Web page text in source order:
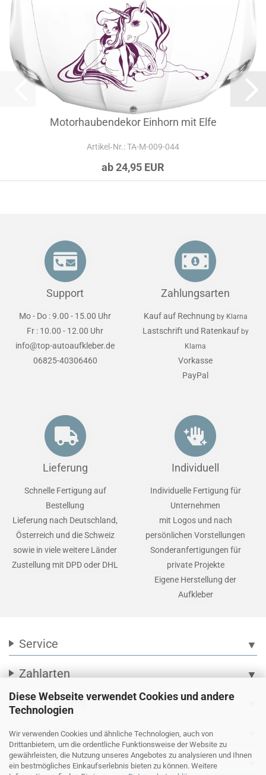
Diese Webseite verwendet Cookies und andere
Technologien
Wir verwenden Cookies und ähnliche Technologien, auch von
Drittanbietern, um die ordentliche Funktionsweise der Website zu
gewährleisten, die Nutzung unseres Angebotes zu analysieren und Ihnen
ein bestmögliches Einkaufserlebnis bieten zu können. Weitere
Motorhaubendekor Einhorn mit Elfe
Artikel‑Nr.: TA-M-009-044
ab 24,95 EUR
Support
Mo - Do : 9.00 - 15.00 Uhr
Fr : 10.00 - 12.00 Uhr
info@top-autoaufkleber.de
06825-40306460
Zahlungsarten
Kauf auf Rechnung by Klarna
Lastschrift und Ratenkauf by
Klarna
Vorkasse
PayPal
Lieferung
Schnelle Fertigung auf
Bestellung
Lieferung nach Deutschland,
Österreich und die Schweiz
sowie in viele weitere Länder
Zustellung mit DPD oder DHL
Individuell
Individuelle Fertigung für
Unternehmen
mit Logos und nach
persönlichen Vorstellungen
Sonderanfertigungen für
private Projekte
Eigene Herstellung der
Aufkleber
Service ▼
Zahlarten ▼
Social Media
Wir versenden mit
Ihre persönliche Seite